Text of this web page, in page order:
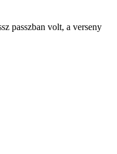
passzban volt, a verseny